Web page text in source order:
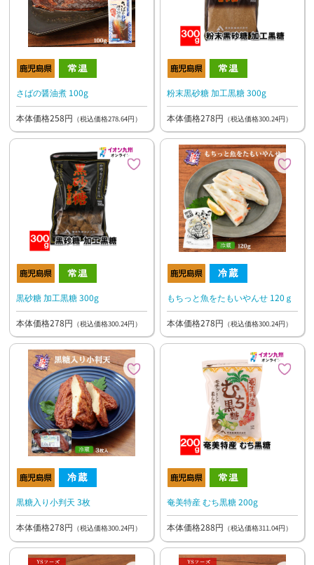
さばの醤油煮 100g
本体価格258円 （税込価格278.64円）
粉末黒砂糖 加工黒糖 300g
本体価格278円 （税込価格300.24円）
黒砂糖 加工黒糖 300g
本体価格278円 （税込価格300.24円）
もちっと魚をたもいやんせ 120ｇ
本体価格278円 （税込価格300.24円）
黒糖入り小判天 3枚
本体価格278円 （税込価格300.24円）
奄美特産 むち黒糖 200g
本体価格288円 （税込価格311.04円）